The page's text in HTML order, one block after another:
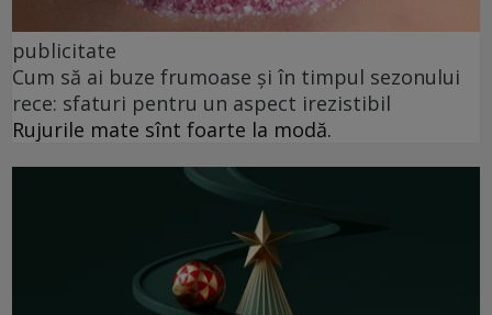
publicitate
Cum să ai buze frumoase şi în timpul sezonului
rece: sfaturi pentru un aspect irezistibil
Rujurile mate sînt foarte la modă.